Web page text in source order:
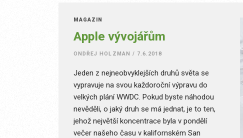
Přes FaceTime měli za pár let volat všichni.
Jenže po osmi letech je stále
pravděpodobnější, že k tomu bohužel nikdy
nedojde.
MAGAZÍN
Apple vývojářům
ONDŘEJ HOLZMAN / 7.6.2018
Jeden z nejneobvyklejších druhů světa se
vypravuje na svou každoroční výpravu do
velkých plání WWDC. Pokud byste náhodou
nevěděli, o jaký druh se má jednat, je to ten,
jehož největší koncentrace byla v pondělí
večer našeho času v kalifornském San